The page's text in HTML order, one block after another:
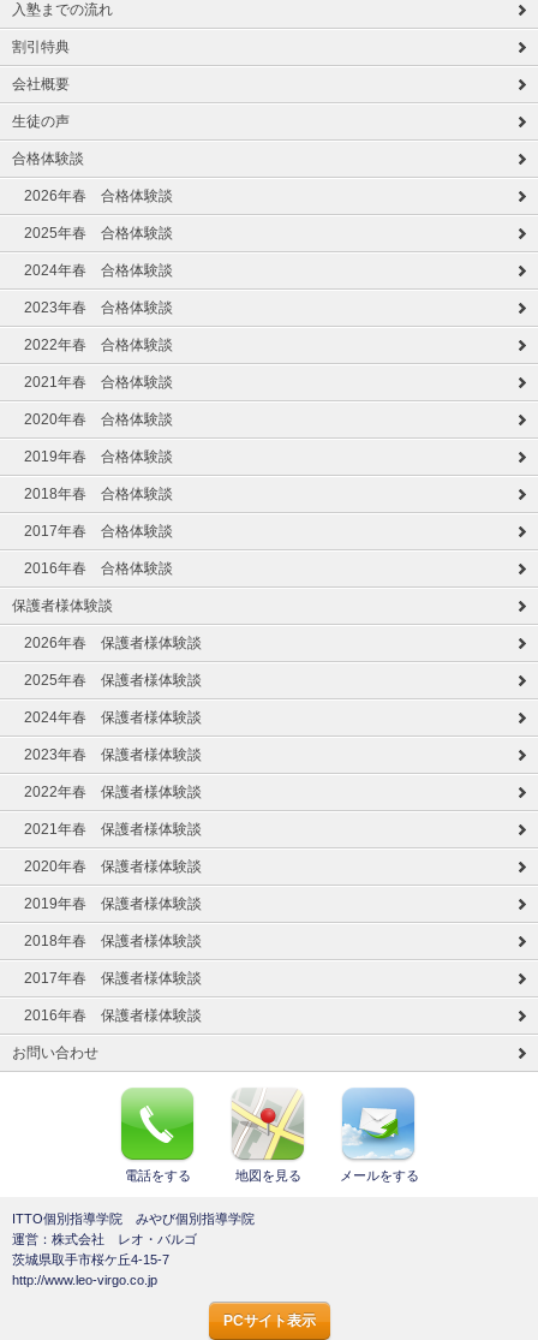
入塾までの流れ
割引特典
会社概要
生徒の声
合格体験談
2026年春 合格体験談
2025年春 合格体験談
2024年春 合格体験談
2023年春 合格体験談
2022年春 合格体験談
2021年春 合格体験談
2020年春 合格体験談
2019年春 合格体験談
2018年春 合格体験談
2017年春 合格体験談
2016年春 合格体験談
保護者様体験談
2026年春 保護者様体験談
2025年春 保護者様体験談
2024年春 保護者様体験談
2023年春 保護者様体験談
2022年春 保護者様体験談
2021年春 保護者様体験談
2020年春 保護者様体験談
2019年春 保護者様体験談
2018年春 保護者様体験談
2017年春 保護者様体験談
2016年春 保護者様体験談
お問い合わせ
電話をする 地図を見る メールをする
ITTO個別指導学院 みやび個別指導学院
運営：株式会社 レオ・バルゴ
茨城県取手市桜ケ丘4-15-7
http://www.leo-virgo.co.jp
PCサイト表示